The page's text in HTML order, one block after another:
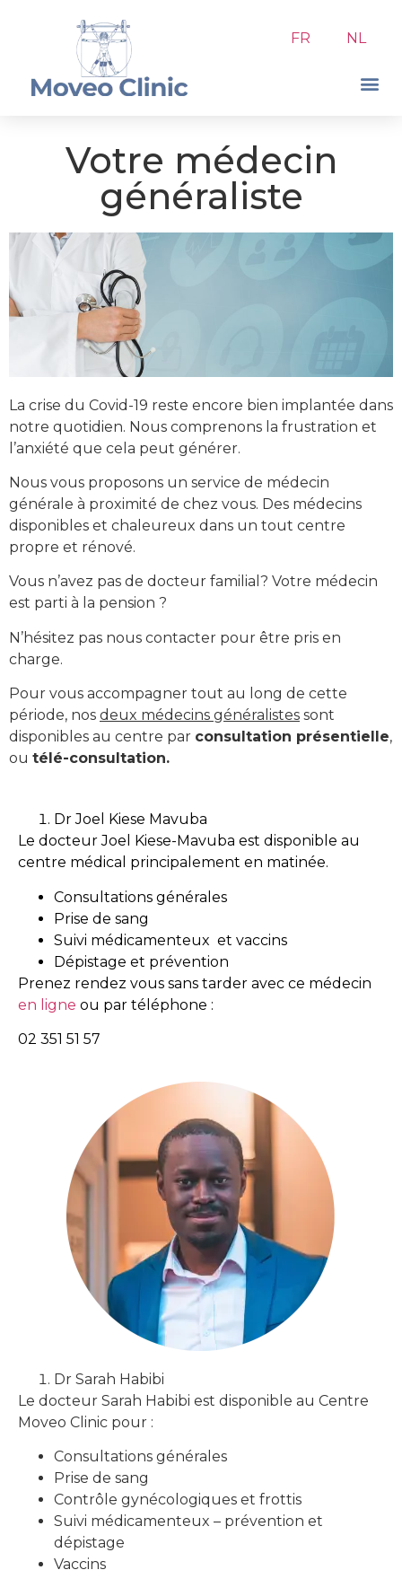
FR NL
Votre médecin
généraliste
La crise du Covid-19 reste encore bien implantée dans
notre quotidien. Nous comprenons la frustration et
l’anxiété que cela peut générer.
Nous vous proposons un service de médecin
générale à proximité de chez vous. Des médecins
disponibles et chaleureux dans un tout centre
propre et rénové.
Vous n’avez pas de docteur familial? Votre médecin
est parti à la pension ?
N’hésitez pas nous contacter pour être pris en
charge.
Pour vous accompagner tout au long de cette
période, nos deux médecins généralistes sont
disponibles au centre par consultation présentielle,
ou télé-consultation.
Dr Joel Kiese Mavuba
Le docteur Joel Kiese-Mavuba est disponible au
centre médical principalement en matinée.
Consultations générales
Prise de sang
Suivi médicamenteux et vaccins
Dépistage et prévention
Prenez rendez vous sans tarder avec ce médecin
en ligne ou par téléphone :
02 351 51 57
Dr Sarah Habibi
Le docteur Sarah Habibi est disponible au Centre
Moveo Clinic pour :
Consultations générales
Prise de sang
Contrôle gynécologiques et frottis
Suivi médicamenteux – prévention et
dépistage
Vaccins